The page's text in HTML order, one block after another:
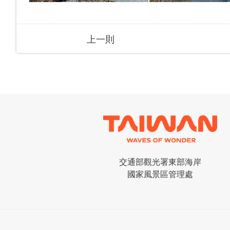
上一則
交通部觀光署東部海岸
國家風景區管理處